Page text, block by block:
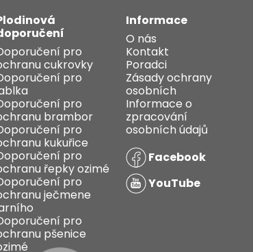
pro
cukrovky
pro
pro
brambor
pro
kukuřice
pro
řepky ozimé
pro
ječmene
pro
pšenice
Informace
O nás
Kontakt
Poradci
Zásady ochrany
osobních
Informace o
zpracování
osobních údajů
Facebook
YouTube